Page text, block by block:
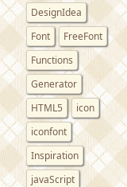
0.5s ease;
;
DesignIdea
Font
FreeFont
Functions
Generator
HTML5
icon
iconfont
Inspiration
javaScript